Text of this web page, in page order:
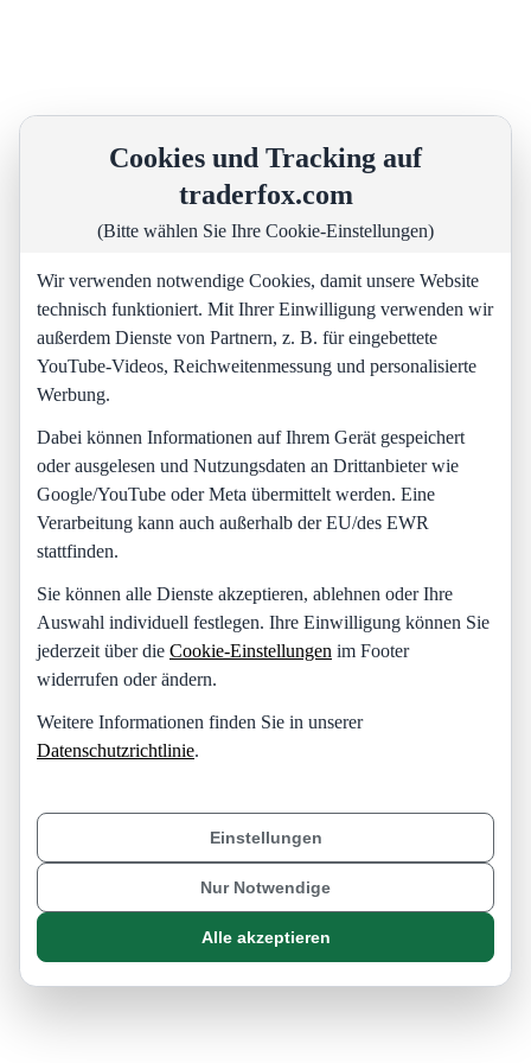
Cookies und Tracking auf
traderfox.com
(Bitte wählen Sie Ihre Cookie-Einstellungen)
Wir verwenden notwendige Cookies, damit unsere Website
technisch funktioniert. Mit Ihrer Einwilligung verwenden wir
außerdem Dienste von Partnern, z. B. für eingebettete
YouTube-Videos, Reichweitenmessung und personalisierte
Werbung.
Dabei können Informationen auf Ihrem Gerät gespeichert
oder ausgelesen und Nutzungsdaten an Drittanbieter wie
Google/YouTube oder Meta übermittelt werden. Eine
Verarbeitung kann auch außerhalb der EU/des EWR
stattfinden.
Sie können alle Dienste akzeptieren, ablehnen oder Ihre
Auswahl individuell festlegen. Ihre Einwilligung können Sie
jederzeit über die Cookie-Einstellungen im Footer
widerrufen oder ändern.
Weitere Informationen finden Sie in unserer
Datenschutzrichtlinie.
Einstellungen
Nur Notwendige
Alle akzeptieren